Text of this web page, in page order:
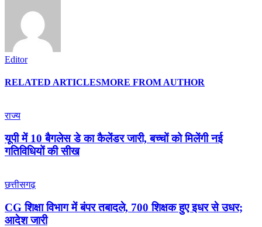
Editor
RELATED ARTICLESMORE FROM AUTHOR
राज्य
यूपी में 10 बैगलेस डे का कैलेंडर जारी, बच्चों को मिलेंगी नई
गतिविधियों की सीख
छत्तीसगढ़
CG शिक्षा विभाग में बंपर तबादले, 700 शिक्षक हुए इधर से उधर;
आदेश जारी